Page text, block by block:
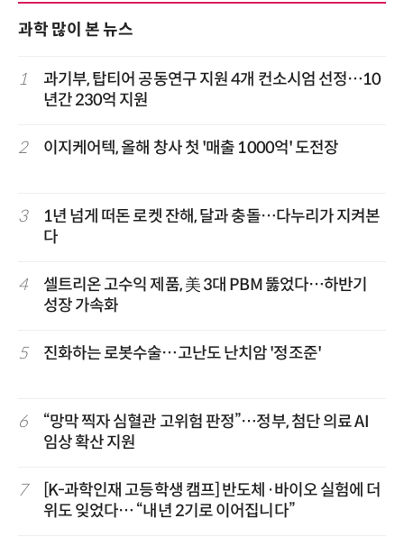
과학 많이 본 뉴스
1
과기부, 탑티어 공동연구 지원 4개 컨소시엄 선정…10
년간 230억 지원
2 이지케어텍, 올해 창사 첫 '매출 1000억' 도전장
3
1년 넘게 떠돈 로켓 잔해, 달과 충돌…다누리가 지켜본
다
4
셀트리온 고수익 제품, 美 3대 PBM 뚫었다…하반기
성장 가속화
5 진화하는 로봇수술…고난도 난치암 '정조준'
6
“망막 찍자 심혈관 고위험 판정”…정부, 첨단 의료 AI
임상 확산 지원
7
[K-과학인재 고등학생 캠프] 반도체·바이오 실험에 더
위도 잊었다… “내년 2기로 이어집니다”